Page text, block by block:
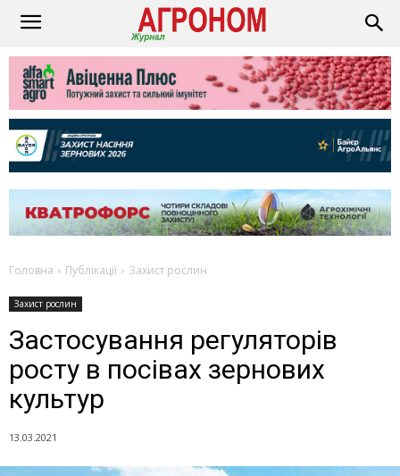
Головна Публікації Захист рослин
Захист рослин
Застосування регуляторів
росту в посівах зернових
культур
13.03.2021